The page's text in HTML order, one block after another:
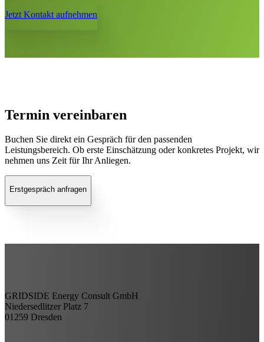
Jetzt Kontakt aufnehmen
Termin vereinbaren
Buchen Sie direkt ein Gespräch für den passenden
Leistungsbereich. Ob erste Einschätzung oder konkretes Projekt, wir
nehmen uns Zeit für Ihr Anliegen.
Erstgespräch anfragen
GRIDSIDE Energy Consult GmbH
Niedersedlitzer Platz 7
01259 Dresden